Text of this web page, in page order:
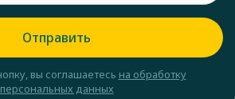
Отправить
вы соглашаетесь на обработку
персональных данных